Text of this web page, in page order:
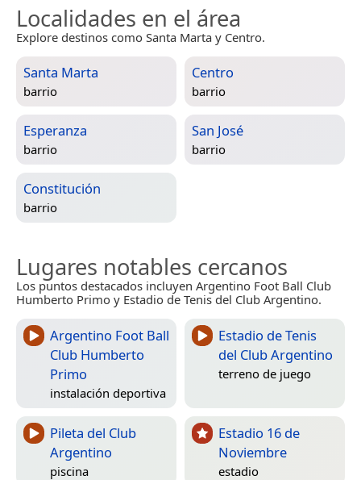
Localidades en el área
Explore destinos como Santa Marta y Centro.
Santa Marta
barrio
Centro
barrio
Esperanza
barrio
San José
barrio
Constitución
barrio
Lugares notables cercanos
Los puntos destacados incluyen Argentino Foot Ball Club
Humberto Primo y Estadio de Tenis del Club Argentino.
Argentino Foot Ball
Club Humberto
Primo
instalación deportiva
Estadio de Tenis
del Club Argentino
terreno de juego
Pileta del Club
Argentino
piscina
Estadio 16 de
Noviembre
estadio